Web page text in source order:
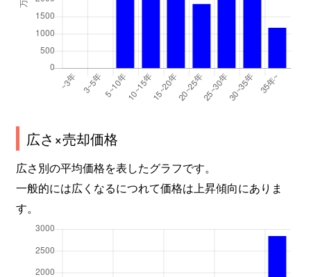
広さ×売却価格
広さ別の平均価格を表したグラフです。
一般的には広くなるにつれて価格は上昇傾向にありま
す。